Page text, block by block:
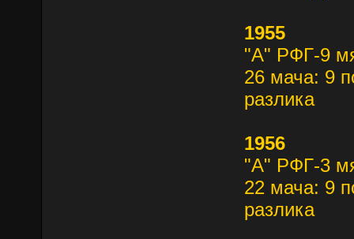
1955
"А" РФГ-9
26 мача: 9
разлика
1956
"А" РФГ-3
22 мача: 9
разлика